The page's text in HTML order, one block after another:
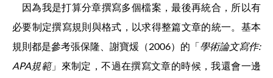
因為我是打算分章撰寫多個檔案，最後再統合，所以有
必要制定撰寫規則與格式，以求得整篇文章的統一。基本
規則都是參考張保隆、謝寶煖（2006）的「學術論文寫作:
APA規範」來制定，不過在撰寫文章的時候，我還會一邊